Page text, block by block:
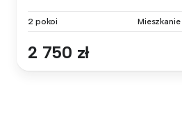
2 pokoi Mieszkanie
2 750 zł